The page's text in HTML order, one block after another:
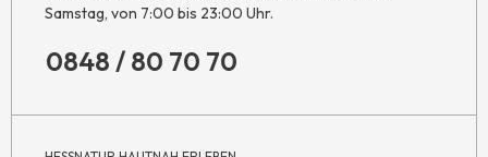
Samstag, von 7:00 bis 23:00 Uhr.
0848 / 80 70 70